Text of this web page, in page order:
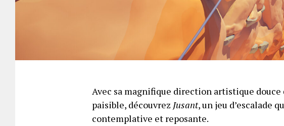
Avec sa magnifique direction artistique douce
paisible, découvrez Jusant, un jeu d’escalade
contemplative et reposante.